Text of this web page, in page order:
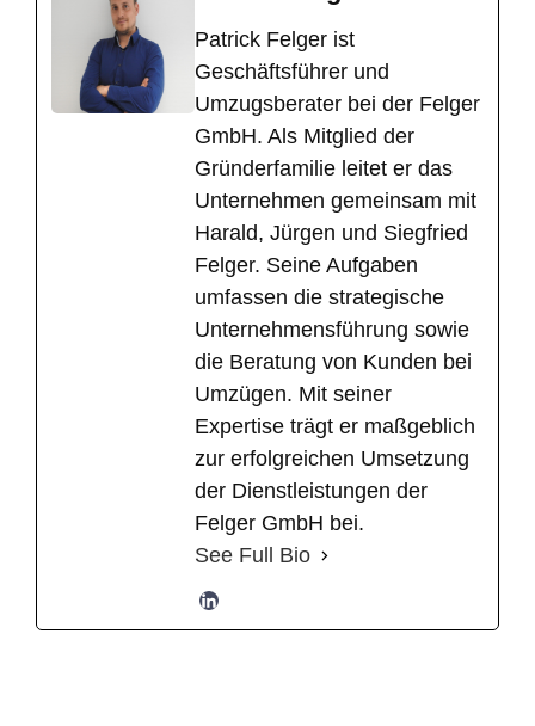
​Patrick Felger ist
Geschäftsführer und
Umzugsberater bei der Felger
GmbH. Als Mitglied der
Gründerfamilie leitet er das
Unternehmen gemeinsam mit
Harald, Jürgen und Siegfried
Felger. Seine Aufgaben
umfassen die strategische
Unternehmensführung sowie
die Beratung von Kunden bei
Umzügen. Mit seiner
Expertise trägt er maßgeblich
zur erfolgreichen Umsetzung
der Dienstleistungen der
Felger GmbH bei.
See Full Bio